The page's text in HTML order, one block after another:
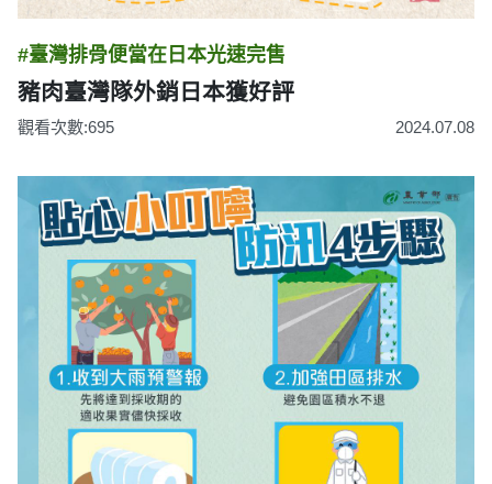
#臺灣排骨便當在日本光速完售
豬肉臺灣隊外銷日本獲好評
觀看次數:695 2024.07.08